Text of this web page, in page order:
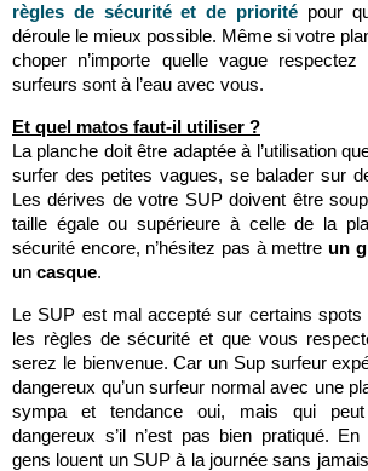
règles de sécurité et de priorité pour
déroule le mieux possible. Même si votre
choper n’importe quelle vague
surfeurs sont à l’eau avec vous.
Et quel matos faut-il utiliser ?
La planche doit être adaptée à l’utilisation
surfer des petites vagues, se balader sur
Les dérives de votre SUP doivent être
taille égale ou supérieure à celle de la
sécurité encore, n’hésitez pas à mettre un
un casque.
Le SUP est mal accepté sur certains
les règles de sécurité et que vous
serez le bienvenue. Car un Sup surfeur
dangereux qu’un surfeur normal avec une
sympa et tendance oui, mais qui
dangereux s’il n’est pas bien pratiqué.
gens louent un SUP à la journée sans